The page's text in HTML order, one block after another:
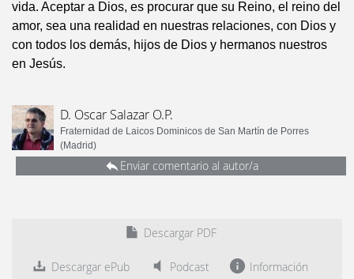
vida. Aceptar a Dios, es procurar que su Reino, el reino del
amor, sea una realidad en nuestras relaciones, con Dios y
con todos los demás, hijos de Dios y hermanos nuestros
en Jesús.
D. Oscar Salazar O.P.
Fraternidad de Laicos Dominicos de San Martín de Porres
(Madrid)
Enviar comentario al autor/a
Descargar PDF
Descargar ePub Podcast Información